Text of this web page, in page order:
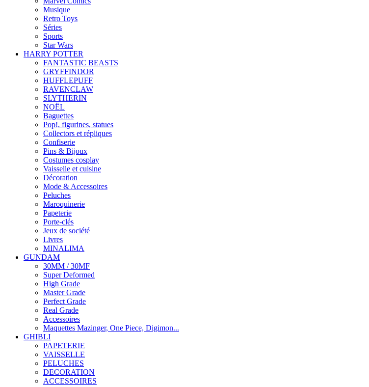
Musique
Retro Toys
Séries
Sports
Star Wars
HARRY POTTER
FANTASTIC BEASTS
GRYFFINDOR
HUFFLEPUFF
RAVENCLAW
SLYTHERIN
NOËL
Baguettes
Pop!, figurines, statues
Collectors et répliques
Confiserie
Pins & Bijoux
Costumes cosplay
Vaisselle et cuisine
Décoration
Mode & Accessoires
Peluches
Maroquinerie
Papeterie
Porte-clés
Jeux de société
Livres
MINALIMA
GUNDAM
30MM / 30MF
Super Deformed
High Grade
Master Grade
Perfect Grade
Real Grade
Accessoires
Maquettes Mazinger, One Piece, Digimon...
GHIBLI
PAPETERIE
VAISSELLE
PELUCHES
DECORATION
ACCESSOIRES